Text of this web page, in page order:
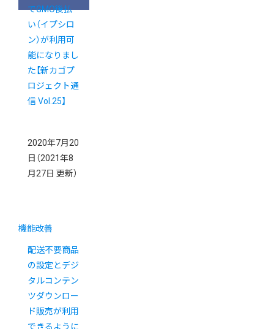
でGMO後払
い（イプシロ
ン）が利用可
能になりまし
た【新カゴプ
ロジェクト通
信 Vol.25】
2020年7月20
日 （2021年8
月27日 更新）
機能改善
配送不要商品
の設定とデジ
タルコンテン
ツダウンロー
ド販売が利用
できるように